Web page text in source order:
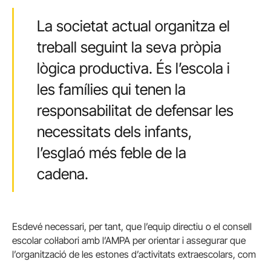
La societat actual organitza el
treball seguint la seva pròpia
lògica productiva. És l’escola i
les famílies qui tenen la
responsabilitat de defensar les
necessitats dels infants,
l’esglaó més feble de la
cadena.
Esdevé necessari, per tant, que l’equip directiu o el consell
escolar col·labori amb l’AMPA per orientar i assegurar que
l’organització de les estones d’activitats extraescolars, com